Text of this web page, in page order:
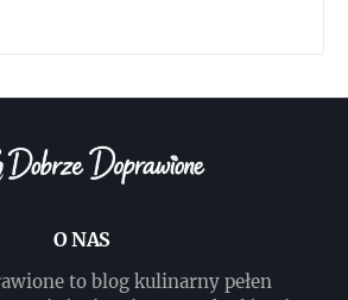
O NAS
to blog kulinarny pełen